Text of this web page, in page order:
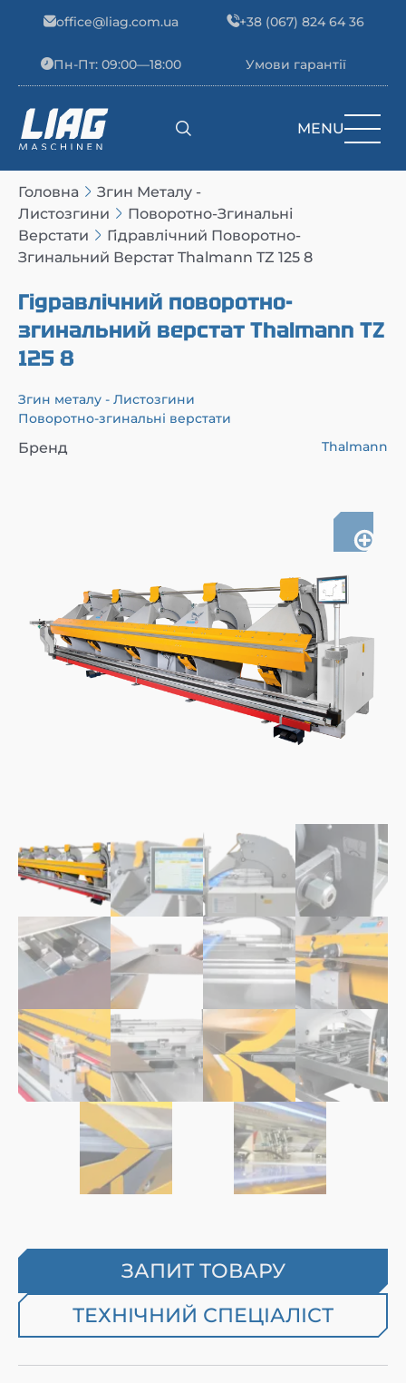
office@liag.com.ua +38 (067) 824 64 36
Пн-Пт: 09:00—18:00 Умови гарантії
Main Navigation MENU
Головна
Згин Металу -
Листозгини
Поворотно-Згинальні
Верстати
Гідравлічний Поворотно-
Згинальний Верстат Thalmann TZ 125 8
Гідравлічний поворотно-
згинальний верстат Thalmann TZ
125 8
Згин металу - Листозгини
Поворотно-згинальні верстати
Бренд Thalmann
ЗАПИТ ТОВАРУ
ТЕХНІЧНИЙ СПЕЦІАЛІСТ